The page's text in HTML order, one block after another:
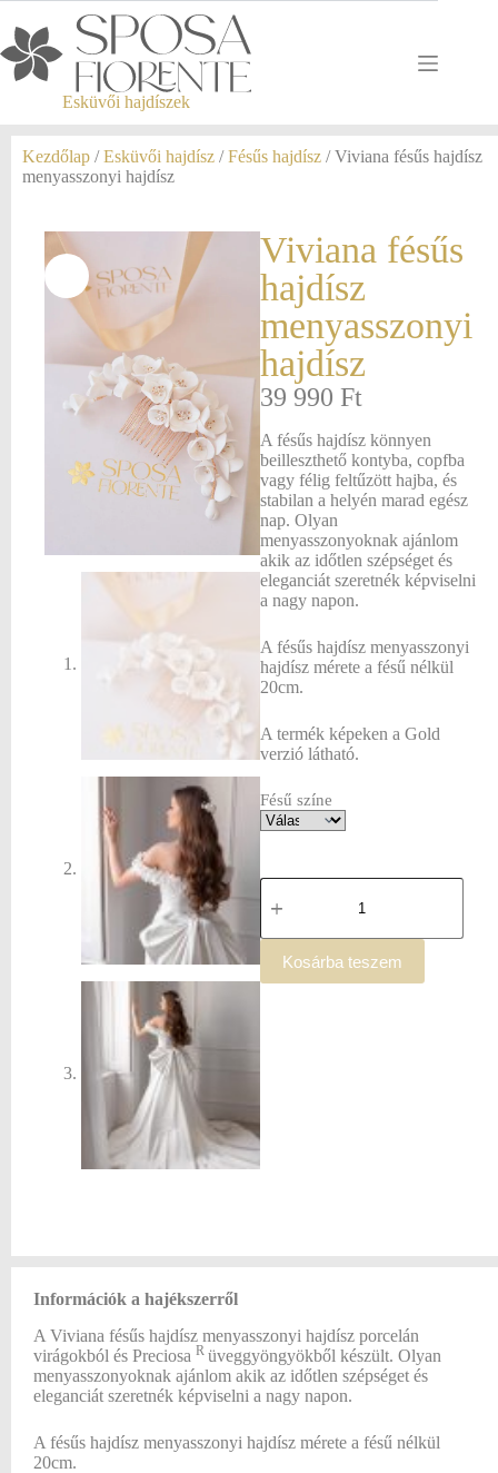
Esküvői hajdíszek
Kezdőlap /Esküvői hajdísz /Fésűs hajdísz / Viviana fésűs hajdísz
menyasszonyi hajdísz
Viviana fésűs
hajdísz
menyasszonyi
hajdísz
39 990 Ft
A fésűs hajdísz könnyen
beilleszthető kontyba, copfba
vagy félig feltűzött hajba, és
stabilan a helyén marad egész
nap. Olyan
menyasszonyoknak ajánlom
akik az időtlen szépséget és
eleganciát szeretnék képviselni
a nagy napon.
A fésűs hajdísz menyasszonyi
hajdísz mérete a fésű nélkül
20cm.
A termék képeken a Gold
verzió látható.
Fésű színe
Kosárba teszem
Információk a hajékszerről
A Viviana fésűs hajdísz menyasszonyi hajdísz porcelán
virágokból és Preciosa R üveggyöngyökből készült. Olyan
menyasszonyoknak ajánlom akik az időtlen szépséget és
eleganciát szeretnék képviselni a nagy napon.
A fésűs hajdísz menyasszonyi hajdísz mérete a fésű nélkül
20cm.